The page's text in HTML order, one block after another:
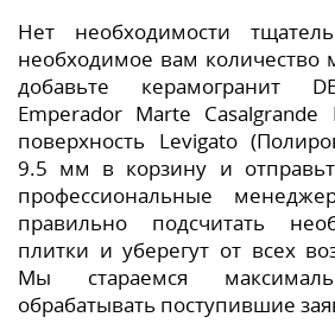
Нет необходимости
необходимое вам количество
добавьте керамогранит
Emperador Marte Casalgrande
поверхность Levigato
9.5 мм в корзину и
профессиональные
правильно подсчитать
плитки и уберегут от всех
Мы стараемся
обрабатывать поступившие